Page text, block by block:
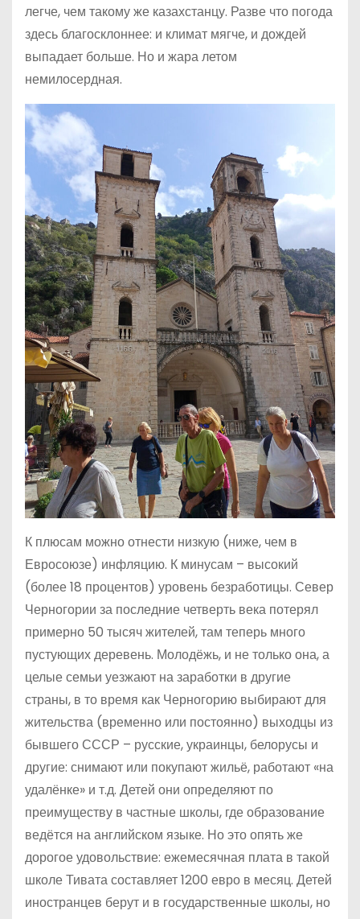
легче, чем такому же казахстанцу. Разве что погода
здесь благосклоннее: и климат мягче, и дождей
выпадает больше. Но и жара летом
немилосердная.
К плюсам можно отнести низкую (ниже, чем в
Евросоюзе) инфляцию. К минусам – высокий
(более 18 процентов) уровень безработицы. Север
Черногории за последние четверть века потерял
примерно 50 тысяч жителей, там теперь много
пустующих деревень. Молодёжь, и не только она, а
целые семьи уезжают на заработки в другие
страны, в то время как Черногорию выбирают для
жительства (временно или постоянно) выходцы из
бывшего СССР – русские, украинцы, белорусы и
другие: снимают или покупают жильё, работают «на
удалёнке» и т.д. Детей они определяют по
преимуществу в частные школы, где образование
ведётся на английском языке. Но это опять же
дорогое удовольствие: ежемесячная плата в такой
школе Тивата составляет 1200 евро в месяц. Детей
иностранцев берут и в государственные школы, но